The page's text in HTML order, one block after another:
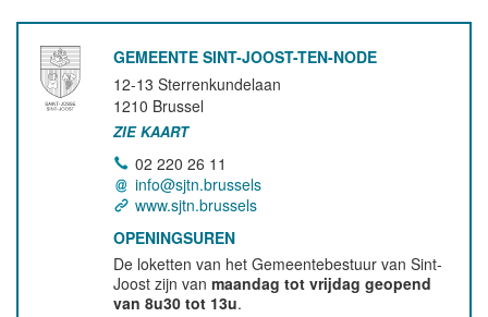
GEMEENTE SINT-JOOST-TEN-NODE
12-13 Sterrenkundelaan
1210 Brussel
ZIE KAART
02 220 26 11
info@sjtn.brussels
www.sjtn.brussels
OPENINGSUREN
De loketten van het Gemeentebestuur van Sint-
Joost zijn vanmaandag tot vrijdag geopend
van 8u30 tot 13u.